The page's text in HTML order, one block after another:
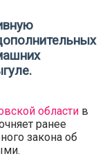
области в
ранее
закона об